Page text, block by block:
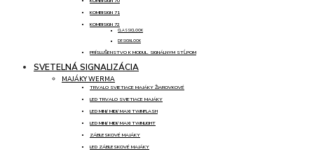
KOMBISIGN 71
KOMBISIGN 72
CLASSICLOOK
DESIGNLOOK
PRÍSLUŠENSTVO K MODUL. SIGNÁLNYM STĹPOM
SVETELNÁ SIGNALIZÁCIA
MAJÁKY WERMA
TRVALO SVIETIACE MAJÁKY ŽIAROVKOVÉ
LED TRVALO SVIETIACE MAJÁKY
LED MINI/ MIDI/ MAXI TWINFLASH
LED MINI/ MIDI/ MAXI TWINLIGHT
ZÁBLESKOVÉ MAJÁKY
LED ZÁBLESKOVÉ MAJÁKY